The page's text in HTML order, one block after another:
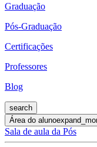
Graduação
Pós-Graduação
Certificações
Professores
Blog
search
Área do aluno
Sala de aula da Pós